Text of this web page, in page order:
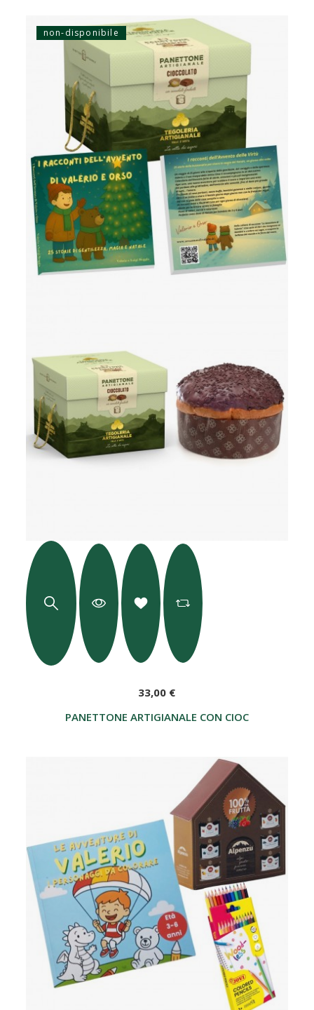
PANETTONE ARTIGIANALE CON CIOCCOLATO
33,00 €
non-disponibile